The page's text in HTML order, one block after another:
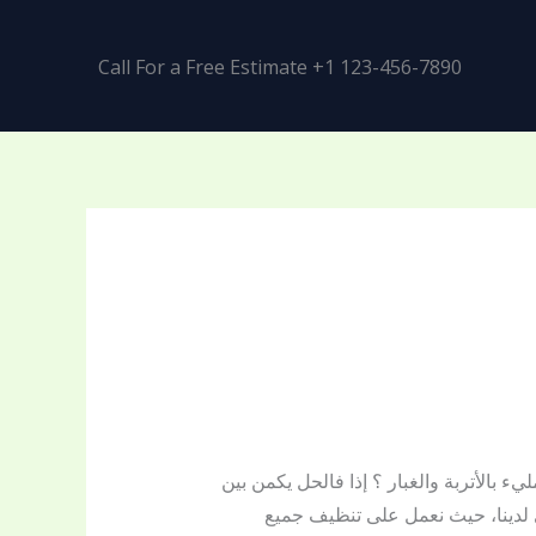
Call For a Free Estimate +1 123-456-7890
والغبار ؟ إذا فالحل يكمن بين
لدينا، حيث نعمل على تنظيف جميع